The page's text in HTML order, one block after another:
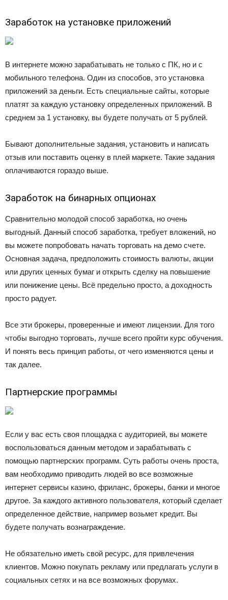
Заработок на установке приложений
В интернете можно зарабатывать не только с ПК, но и с
мобильного телефона. Один из способов, это установка
приложений за деньги. Есть специальные сайты, которые
платят за каждую установку определенных приложений. В
среднем за 1 установку, вы будете получать от 5 рублей.
Бывают дополнительные задания, установить и написать
отзыв или поставить оценку в плей маркете. Такие задания
оплачиваются гораздо выше.
Заработок на бинарных опционах
Сравнительно молодой способ заработка, но очень
выгодный. Данный способ заработка, требует вложений, но
вы можете попробовать начать торговать на демо счете.
Основная задача, предположить стоимость валюты, акции
или других ценных бумаг и открыть сделку на повышение
или понижение цены. Всё предельно просто, а доходность
просто радует.
Все эти брокеры, проверенные и имеют лицензии. Для того
чтобы выгодно торговать, лучше всего пройти курс обучения.
И понять весь принцип работы, от чего изменяются цены и
так далее.
Партнерские программы
Если у вас есть своя площадка с аудиторией, вы можете
воспользоваться данным методом и зарабатывать с
помощью партнерских программ. Суть работы очень проста,
вам необходимо приводить людей во все возможные
интернет сервисы казино, фриланс, брокеры, банки и многое
другое. За каждого активного пользователя, который сделает
определенное действие, например возьмет кредит. Вы
будете получать вознаграждение.
Не обязательно иметь свой ресурс, для привлечения
клиентов. Можно покупать рекламу или предлагать услуги в
социальных сетях и на все возможных форумах.